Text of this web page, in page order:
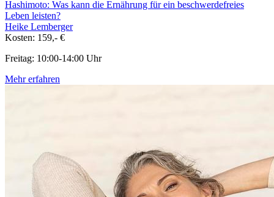
Hashimoto: Was kann die Ernährung für ein beschwerdefreies
Leben leisten?
Heike Lemberger
Kosten: 159,- €
Freitag: 10:00-14:00 Uhr
Mehr erfahren